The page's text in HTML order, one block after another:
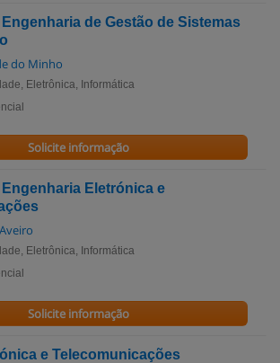
de Gestão de Sistemas
do Minho
Eletrônica, Informática
Solicite informação
Engenharia Eletrónica e
Eletrônica, Informática
Solicite informação
e Telecomunicações